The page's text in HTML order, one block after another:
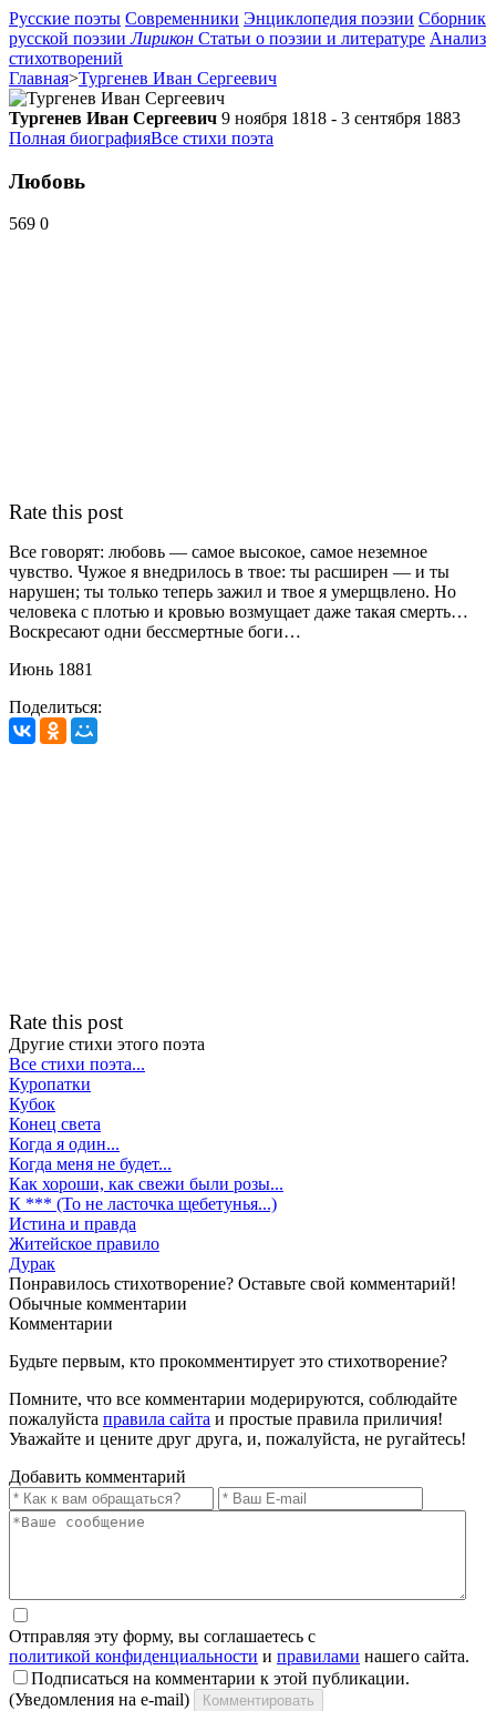
Русские поэты Современники Энциклопедия поэзии Сборник
русской поэзии Лирикон Статьи о поэзии и литературе Анализ
стихотворений
Главная>Тургенев Иван Сергеевич
Тургенев Иван Сергеевич 9 ноября 1818 - 3 сентября 1883
Полная биографияВсе стихи поэта
Любовь
569 0
Rate this post
Все говорят: любовь — самое высокое, самое неземное
чувство. Чужое я внедрилось в твое: ты расширен — и ты
нарушен; ты только теперь зажил и твое я умерщвлено. Но
человека с плотью и кровью возмущает даже такая смерть…
Воскресают одни бессмертные боги…
Июнь 1881
Поделиться:
Rate this post
Другие стихи этого поэта
Все стихи поэта...
Куропатки
Кубок
Конец света
Когда я один...
Когда меня не будет...
Как хороши, как свежи были розы...
К *** (То не ласточка щебетунья...)
Истина и правда
Житейское правило
Дурак
Понравилось стихотворение? Оставьте свой комментарий!
Обычные комментарии
Комментарии
Будьте первым, кто прокомментирует это стихотворение?
Помните, что все комментарии модерируются, соблюдайте
пожалуйста правила сайта и простые правила приличия!
Уважайте и цените друг друга, и, пожалуйста, не ругайтесь!
Добавить комментарий
Отправляя эту форму, вы соглашаетесь с
политикой конфиденциальности и правилами нашего сайта.
Подписаться на комментарии к этой публикации.
(Уведомления на e-mail)
Комментировать